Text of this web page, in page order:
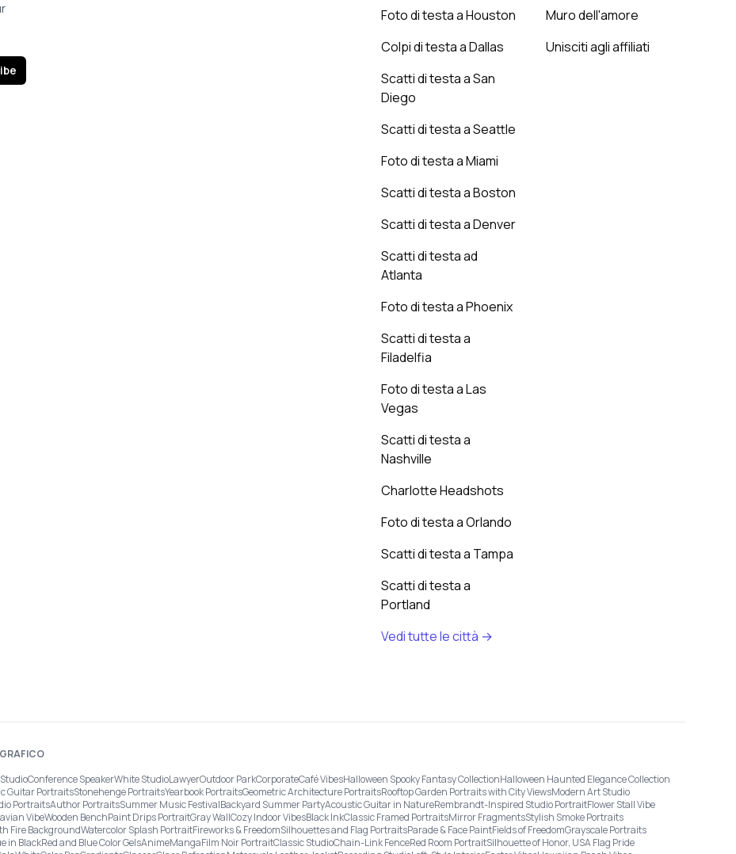
Foto di testa a Houston
Colpi di testa a Dallas
Scatti di testa a San
Diego
Scatti di testa a Seattle
Foto di testa a Miami
Scatti di testa a Boston
Scatti di testa a Denver
Scatti di testa ad
Atlanta
Foto di testa a Phoenix
Scatti di testa a
Filadelfia
Foto di testa a Las
Vegas
Scatti di testa a
Nashville
Charlotte Headshots
Foto di testa a Orlando
Scatti di testa a Tampa
Scatti di testa a
Portland
Vedi tutte le città →
Muro dell'amore
Unisciti agli affiliati
Conference SpeakerWhite StudioLawyerOutdoor ParkCorporateCafé VibesHalloween Spooky Fantasy CollectionHalloween Haunted Elegance Collection
Guitar PortraitsStonehenge PortraitsYearbook PortraitsGeometric Architecture PortraitsRooftop Garden Portraits with City ViewsModern Art Studio
PortraitsAuthor PortraitsSummer Music FestivalBackyard Summer PartyAcoustic Guitar in NatureRembrandt-Inspired Studio PortraitFlower Stall Vibe
VibeWooden BenchPaint Drips PortraitGray WallCozy Indoor VibesBlack InkClassic Framed PortraitsMirror FragmentsStylish Smoke Portraits
Fire BackgroundWatercolor Splash PortraitFireworks & FreedomSilhouettes and Flag PortraitsParade & Face PaintFields of FreedomGrayscale Portraits
in BlackRed and Blue Color GelsAnimeMangaFilm Noir PortraitClassic StudioChain-Link FenceRed Room PortraitSilhouette of Honor, USA Flag Pride